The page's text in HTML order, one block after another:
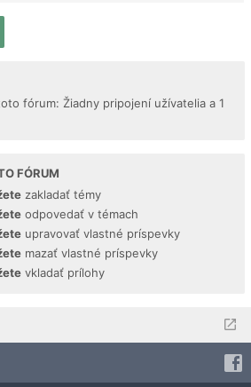
fórum: Žiadny pripojení užívatelia a 1
FÓRUM
zakladať témy
odpovedať v témach
upravovať vlastné príspevky
mazať vlastné príspevky
vkladať prílohy